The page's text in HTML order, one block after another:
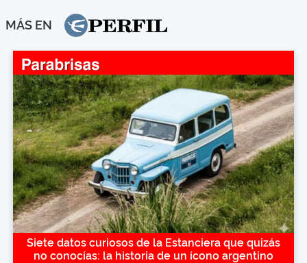
MÁS EN
Siete datos curiosos de la Estanciera que quizás
no conocías: la historia de un ícono argentino